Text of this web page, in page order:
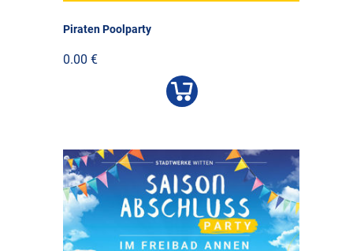
Piraten Poolparty
0.00 €